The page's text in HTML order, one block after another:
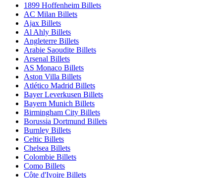
1899 Hoffenheim Billets
AC Milan Billets
Ajax Billets
Al Ahly Billets
Angleterre Billets
Arabie Saoudite Billets
Arsenal Billets
AS Monaco Billets
Aston Villa Billets
Atlético Madrid Billets
Bayer Leverkusen Billets
Bayern Munich Billets
Birmingham City Billets
Borussia Dortmund Billets
Burnley Billets
Celtic Billets
Chelsea Billets
Colombie Billets
Como Billets
Côte d'Ivoire Billets